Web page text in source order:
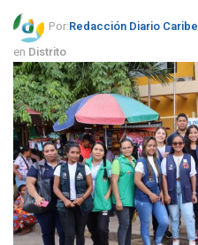
Por:Redacción Diario Caribe
en Distrito